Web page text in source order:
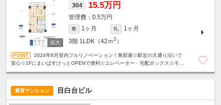
304 15.5万円
0.5万円
敷 1ヶ月 礼
1ヶ月
3階 1LDK（42ｍ2 ）
2024年8月室内フルリノベーション！角部屋☆駅近の大通り沿いで
安心☆1FにまいばすけっとOPENで便利☆エレベーター・宅配ボックス☆モニ
賃貸マンション 目白台ビル